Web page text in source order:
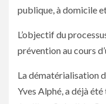
publique, à domicile
L’objectif du
prévention au cours
Ladématérialisation
Yves Alphé, a déjà